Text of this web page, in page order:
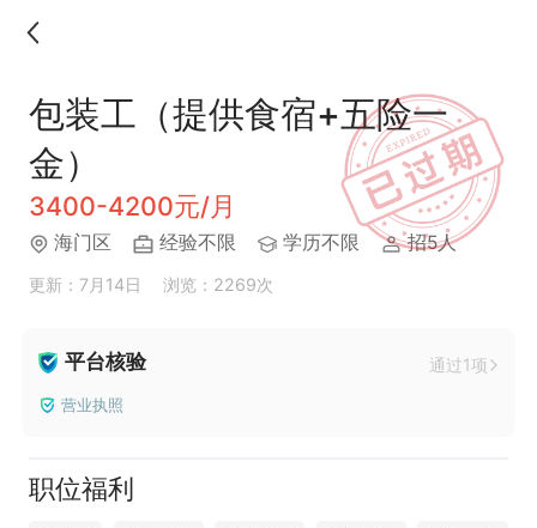
包装工（提供食宿+五险一
金）
3400-4200元/月
海门区 经验不限 学历不限 招5人
更新：7月14日 浏览：2269次
平台核验 通过1项
营业执照
职位福利